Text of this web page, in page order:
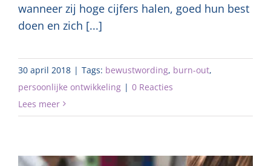
wanneer zij hoge cijfers halen, goed hun best
doen en zich [...]
30 april 2018 | Tags: bewustwording, burn-out,
persoonlijke ontwikkeling | 0 Reacties
Lees meer